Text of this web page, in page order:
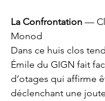
La Confrontation —
Monod
Dans ce huis clos
Émile du GIGN fait
d’otages qui affirme
déclenchant une